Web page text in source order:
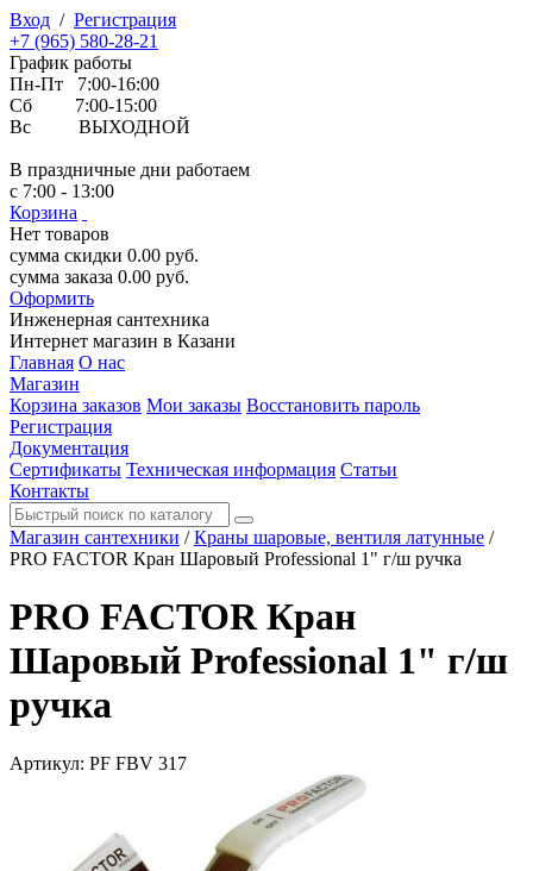
Вход / Регистрация
+7 (965) 580-28-21
График работы
Пн-Пт 7:00-16:00
Сб 7:00-15:00
Вс ВЫХОДНОЙ
В праздничные дни работаем
с 7:00 - 13:00
Корзина
Нет товаров
сумма скидки 0.00 руб.
сумма заказа 0.00 руб.
Оформить
Инженерная сантехника
Интернет магазин в Казани
Главная О нас
Магазин
Корзина заказов Мои заказы Восстановить пароль
Регистрация
Документация
Сертификаты Техническая информация Статьи
Контакты
Магазин сантехники / Краны шаровые, вентиля латунные /
PRO FACTOR Кран Шаровый Professional 1" г/ш ручка
PRO FACTOR Кран
Шаровый Professional 1" г/ш
ручка
Артикул: PF FBV 317